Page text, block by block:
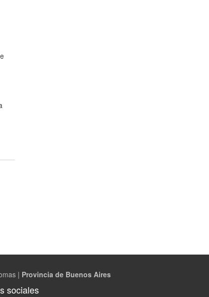
| Provincia de Buenos Aires
sociales